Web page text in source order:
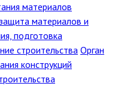
материалов
материалов и
подготовка
строительстваОрган
конструкций